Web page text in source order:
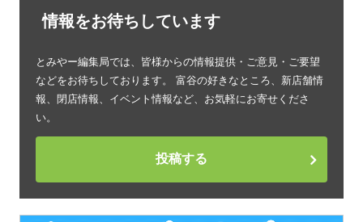
情報をお待ちしています
とみやー編集局では、皆様からの情報提供・ご意見・ご要望
などをお待ちしております。 富谷の好きなところ、新店舗情
報、閉店情報、イベント情報など、お気軽にお寄せくださ
い。
投稿する